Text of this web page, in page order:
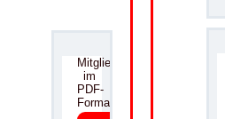
Mitgliedsantrag
im
PDF-
Format